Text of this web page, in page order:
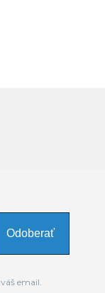
Odoberať
email.